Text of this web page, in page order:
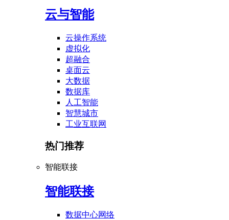
云与智能
云操作系统
虚拟化
超融合
桌面云
大数据
数据库
人工智能
智慧城市
工业互联网
热门推荐
智能联接
智能联接
数据中心网络